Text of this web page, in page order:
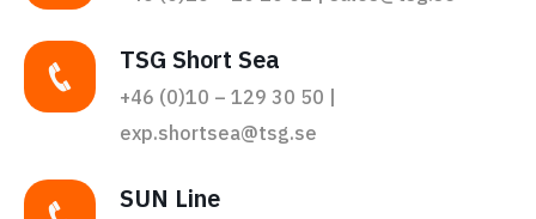
TSG Short Sea
+46 (0)10 – 129 30 50 |
exp.shortsea@tsg.se
SUN Line